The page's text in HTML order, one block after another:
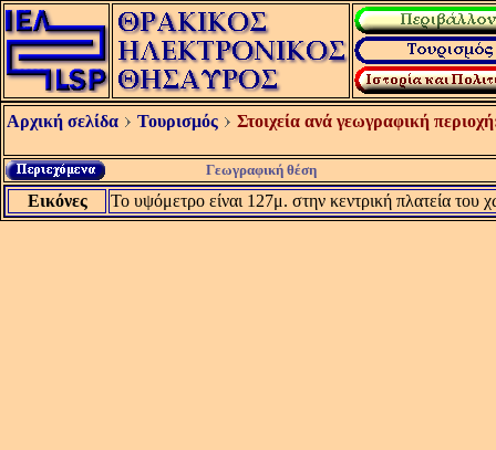
Αρχική σελίδα Τουρισμός Στοιχεία ανά γεωγραφική
Γεωγραφική θέση
Εικόνες Το υψόμετρο είναι 127μ. στην κεντρική πλατεία του